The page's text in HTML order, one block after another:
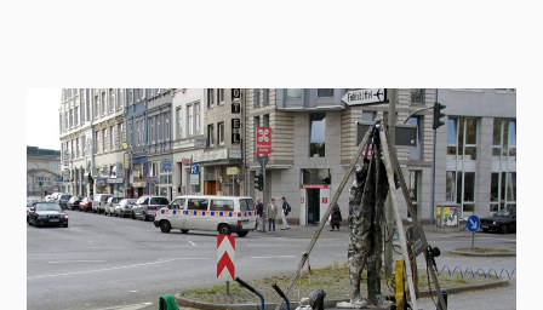
7 Fotos: Andreas Bemeleit
Ostergottesdienst –
Alsterdampfer